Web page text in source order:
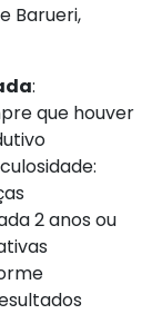
Barueri,
:
que houver
2 anos ou